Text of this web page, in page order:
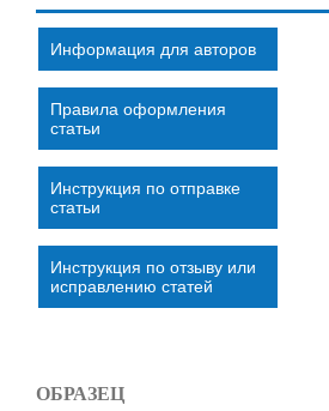
Информация для авторов
Правила оформления
статьи
Инструкция по отправке
статьи
Инструкция по отзыву или
исправлению статей
ОБРАЗЕЦ